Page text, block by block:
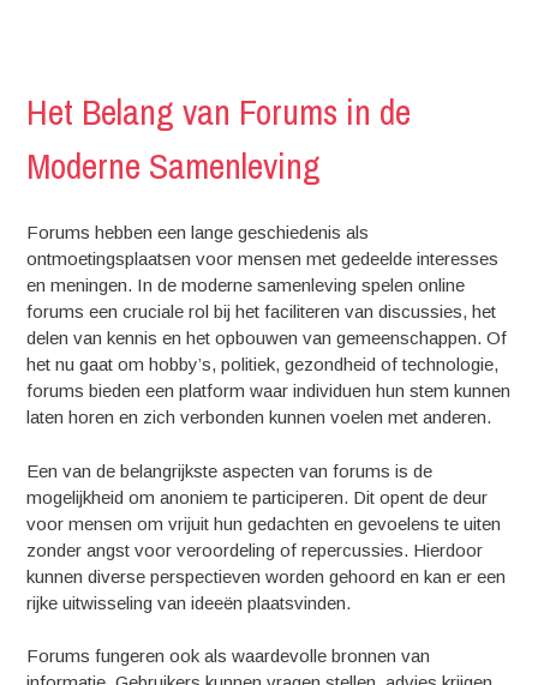
Het Belang van Forums in de
Moderne Samenleving
Forums hebben een lange geschiedenis als
ontmoetingsplaatsen voor mensen met gedeelde interesses
en meningen. In de moderne samenleving spelen online
forums een cruciale rol bij het faciliteren van discussies, het
delen van kennis en het opbouwen van gemeenschappen. Of
het nu gaat om hobby’s, politiek, gezondheid of technologie,
forums bieden een platform waar individuen hun stem kunnen
laten horen en zich verbonden kunnen voelen met anderen.
Een van de belangrijkste aspecten van forums is de
mogelijkheid om anoniem te participeren. Dit opent de deur
voor mensen om vrijuit hun gedachten en gevoelens te uiten
zonder angst voor veroordeling of repercussies. Hierdoor
kunnen diverse perspectieven worden gehoord en kan er een
rijke uitwisseling van ideeën plaatsvinden.
Forums fungeren ook als waardevolle bronnen van